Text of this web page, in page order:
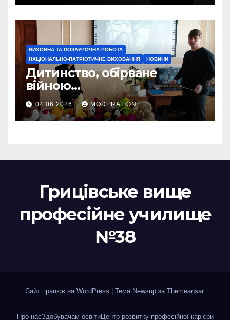
ВИХОВНА ТА ПОЗАУРОЧНА РОБОТА
НАЦІОНАЛЬНО-ПАТРІОТИЧНЕ ВИХОВАННЯ
НОВИНИ
Дитинство, обірване
війною…
04.06.2026 MODERATION
Грицівське вище
професійне училище
№38
Сайт працює на WordPress Тема:Newsup за Themeansar.
Про насЗдобувачам освітиЦентр розвитку професійної кар’єри